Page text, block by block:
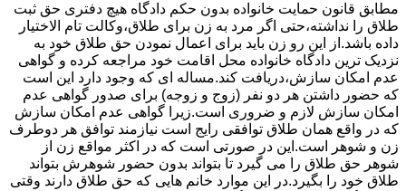
مطابق قانون حمایت خانواده بدون حکم دادگاه هیچ دفتری حق ثبت
طلاق را نداشته،حتی اگر مرد به زن برای طلاق،وکالت تام الاختیار
داده باشد.از این رو زن باید برای اعمال نمودن حق طلاق خود به
نزدیک ترین دادگاه خانواده محل اقامت خود مراجعه کرده و گواهی
عدم امکان سازش،دریافت کند.مساله ای که وجود دارد این است
که حضور داشتن هر دو نفر (زوج و زوجه) برای صدور گواهی عدم
امکان سازش لازم و ضروری است.زیرا گواهی عدم امکان سازش
که در واقع همان طلاق توافقی رایج است نیازمند توافق هر دوطرف
زن و شوهر است.این در صورتی است که در اکثر مواقع زن از
شوهر حق طلاق را می گیرد تا بتواند بدون حضور شوهرش بتواند
طلاق خود را بگیرد.در این موارد خانم هایی که حق طلاق دارند وقتی